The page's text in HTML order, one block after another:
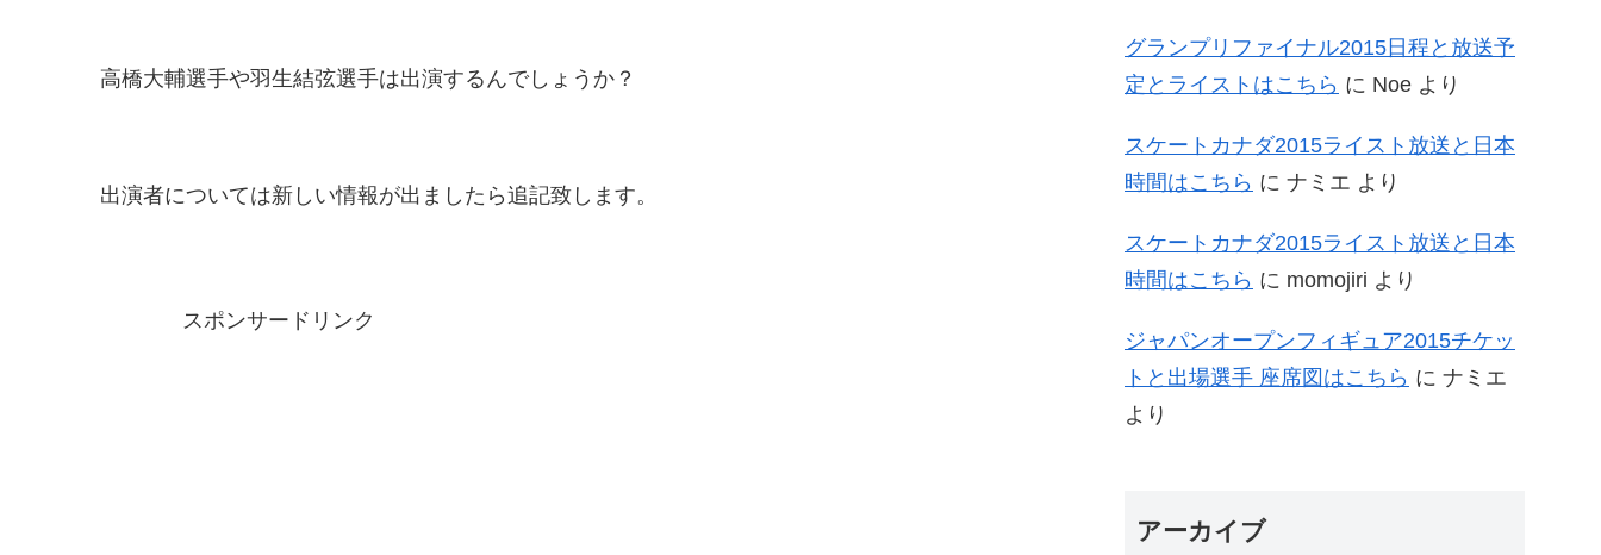
高橋大輔選手や羽生結弦選手は出演するんでしょうか？
出演者については新しい情報が出ましたら追記致します。
スポンサードリンク
グランプリファイナル2015日程と放送予
定とライストはこちら に Noe より
スケートカナダ2015ライスト放送と日本
時間はこちら に ナミエ より
スケートカナダ2015ライスト放送と日本
時間はこちら に momojiri より
ジャパンオープンフィギュア2015チケッ
トと出場選手 座席図はこちら に ナミエ
より
アーカイブ